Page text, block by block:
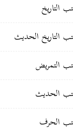
التاريخ
التاريخ الحديث
التمريض
الحديث
الحرف